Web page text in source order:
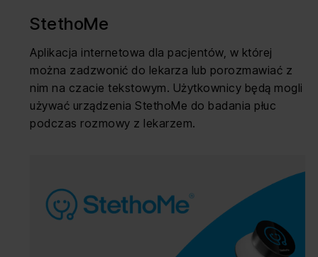
StethoMe
Aplikacja internetowa dla pacjentów, w której
można zadzwonić do lekarza lub porozmawiać z
nim na czacie tekstowym. Użytkownicy będą mogli
używać urządzenia StethoMe do badania płuc
podczas rozmowy z lekarzem.